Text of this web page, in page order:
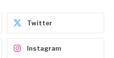
Twitter
Instagram